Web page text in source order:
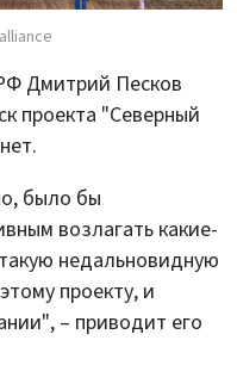
Дмитрий Песков
проекта "Северный
было бы
возлагать какие-
недальновидную
проекту, и
– приводит его